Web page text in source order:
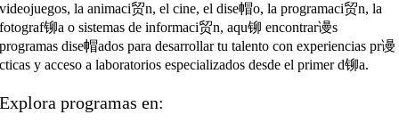
videojuegos, la animaci贸n, el cine, el dise帽o, la programaci贸n, la
fotograf铆a o sistemas de informaci贸n, aqu铆 encontrar谩s
programas dise帽ados para desarrollar tu talento con experiencias pr谩
cticas y acceso a laboratorios especializados desde el primer d铆a.
Explora programas en: